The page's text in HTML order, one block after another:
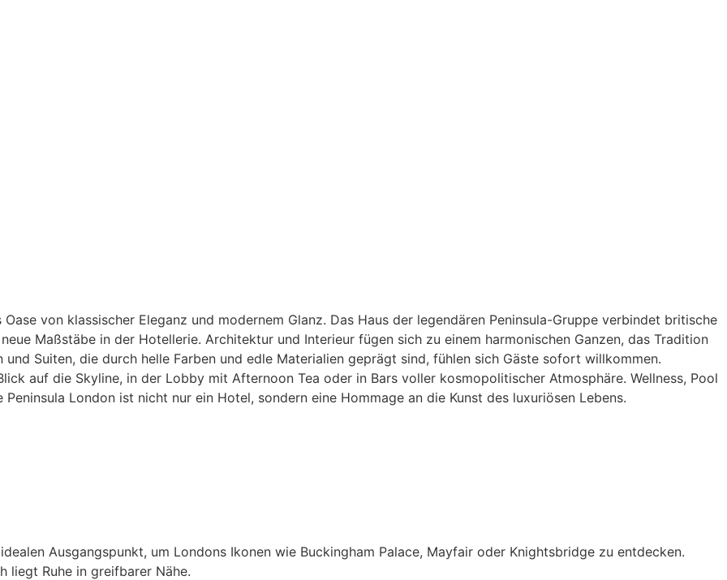
von klassischer Eleganz und modernem Glanz. Das Haus der legendären Peninsula-Gruppe verbindet britische
Maßstäbe in der Hotellerie. Architektur und Interieur fügen sich zu einem harmonischen Ganzen, das Tradition
Suiten, die durch helle Farben und edle Materialien geprägt sind, fühlen sich Gäste sofort willkommen.
auf die Skyline, in der Lobby mit Afternoon Tea oder in Bars voller kosmopolitischer Atmosphäre. Wellness, Pool
London ist nicht nur ein Hotel, sondern eine Hommage an die Kunst des luxuriösen Lebens.
Ausgangspunkt, um Londons Ikonen wie Buckingham Palace, Mayfair oder Knightsbridge zu entdecken.
liegt Ruhe in greifbarer Nähe.